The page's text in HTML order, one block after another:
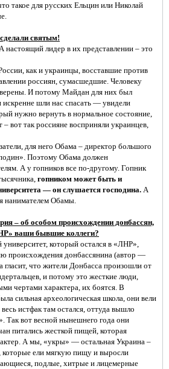
такое для русских Ельцин или Николай
святым!
лидер в их представлении – это
как и украинцы, восставшие против
россиян, сумасшедшие. Человеку
И потому Майдан для них был
шли нас спасать — увидели
нужно вернуть в нормальное состояние,
вот так россияне восприняли украинцев,
для него Обама – директор большого
Поэтому Обама должен
А у гопников все по-другому. Гопник
гопником может быть и
— он слушается господина. А
нанимателем Обамы.
– об особом происхождении донбассян,
ваши бывшие коллеги?
который остался в «ЛНР»,
происхождения донбассянина (автор —
гласит, что жители Донбасса произошли от
и потому это жесткие люди,
чертами характера, их боятся. В
сильная археологическая школа, они вели
истфак там остался, оттуда вышло
Так вот весной нынешнего года они
питались жесткой пищей, которая
А мы, «укры» — остальная Украина –
которые ели мягкую пищу и выросли
подлые, хитрые и лицемерные